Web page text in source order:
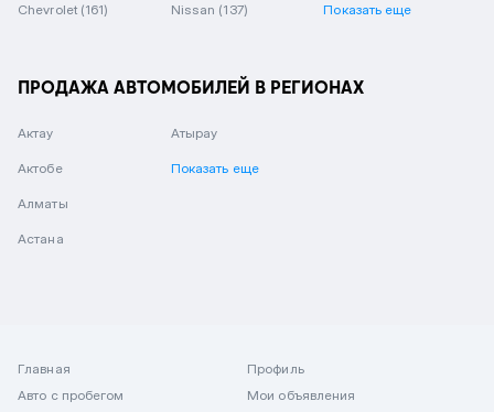
Chevrolet (161) Nissan (137) Показать еще
ПРОДАЖА АВТОМОБИЛЕЙ В РЕГИОНАХ
Актау
Актобе
Алматы
Астана
Атырау
Показать еще
Главная
Авто с пробегом
Профиль
Мои объявления